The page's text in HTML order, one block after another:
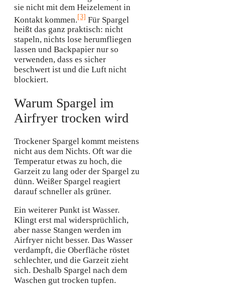
sie nicht mit dem Heizelement in
Kontakt kommen.[3] Für Spargel
heißt das ganz praktisch: nicht
stapeln, nichts lose herumfliegen
lassen und Backpapier nur so
verwenden, dass es sicher
beschwert ist und die Luft nicht
blockiert.
Warum Spargel im
Airfryer trocken wird
Trockener Spargel kommt meistens
nicht aus dem Nichts. Oft war die
Temperatur etwas zu hoch, die
Garzeit zu lang oder der Spargel zu
dünn. Weißer Spargel reagiert
darauf schneller als grüner.
Ein weiterer Punkt ist Wasser.
Klingt erst mal widersprüchlich,
aber nasse Stangen werden im
Airfryer nicht besser. Das Wasser
verdampft, die Oberfläche röstet
schlechter, und die Garzeit zieht
sich. Deshalb Spargel nach dem
Waschen gut trocken tupfen.